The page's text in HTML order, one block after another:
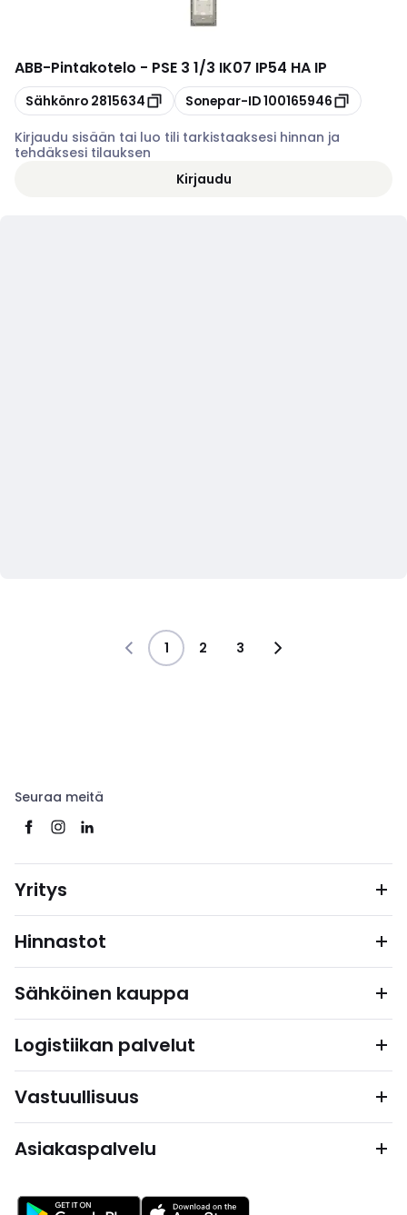
ABB-Pintakotelo - PSE 3 1/3 IK07 IP54 HA IP
Kopioi
Sähkönro 2815634 Kopioi
Sonepar-ID100165946
Kirjaudu sisään tai luo tili tarkistaaksesi hinnan ja
tehdäksesi tilauksen
Kirjaudu
1 2 3
Seuraa meitä
Yritys
Hinnastot
Sähköinen kauppa
Logistiikan palvelut
Vastuullisuus
Asiakaspalvelu